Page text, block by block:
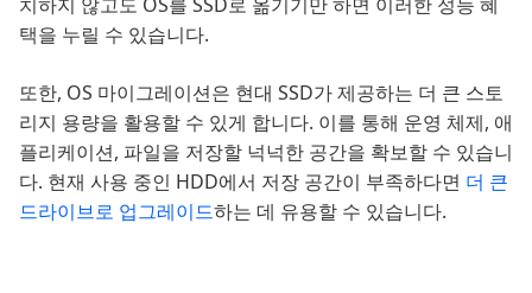
택을 누릴 수 있습니다.
또한, OS 마이그레이션은 현대 SSD가 제공하는 더 큰 스토
리지 용량을 활용할 수 있게 합니다. 이를 통해 운영 체제, 애
플리케이션, 파일을 저장할 넉넉한 공간을 확보할 수 있습니
다. 현재 사용 중인 HDD에서 저장 공간이 부족하다면 더 큰
드라이브로 업그레이드하는 데 유용할 수 있습니다.